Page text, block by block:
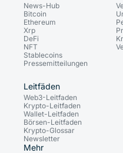
News-Hub
Bitcoin
Ethereum
Xrp
DeFi
NFT
Stablecoins
Pressemitteilungen
Leitfäden
Web3-Leitfaden
Krypto-Leitfaden
Wallet-Leitfaden
Börsen-Leitfaden
Krypto-Glossar
Newsletter
Mehr